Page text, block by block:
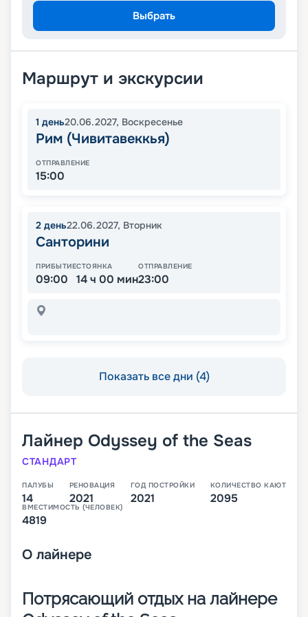
Выбрать
Маршрут и экскурсии
1 день20.06.2027, Воскресенье
Рим (Чивитавеккья)
ОТПРАВЛЕНИЕ
15:00
2 день22.06.2027, Вторник
Санторини
ПРИБЫТИЕ
09:00
СТОЯНКА
14 ч 00 мин
ОТПРАВЛЕНИЕ
23:00
Показать все дни (4)
Лайнер Odyssey of the Seas
СТАНДАРТ
ПАЛУБЫ
14
РЕНОВАЦИЯ
2021
ГОД ПОСТРОЙКИ
2021
КОЛИЧЕСТВО КАЮТ
2095
ВМЕСТИМОСТЬ (ЧЕЛОВЕК)
4819
О лайнере
Потрясающий отдых на лайнере